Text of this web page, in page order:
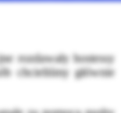
rozdawały hostessy
chcieliśmy głównie